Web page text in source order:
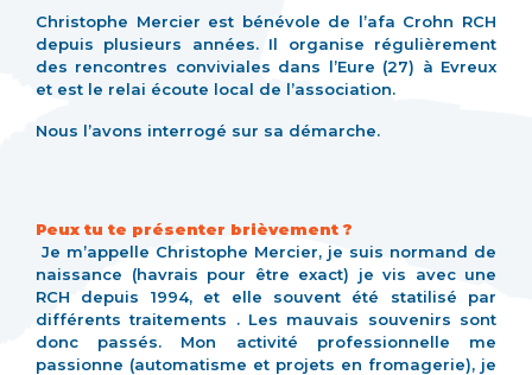
Christophe Mercier est bénévole de l’afa Crohn RCH
depuis plusieurs années. Il organise régulièrement
des rencontres conviviales dans l’Eure (27) à Evreux
et est le relai écoute local de l’association.
Nous l’avons interrogé sur sa démarche.
Peux tu te présenter brièvement ?
Je m’appelle Christophe Mercier, je suis normand de
naissance (havrais pour être exact) je vis avec une
RCH depuis 1994, et elle souvent été statilisé par
différents traitements . Les mauvais souvenirs sont
donc passés. Mon activité professionnelle me
passionne (automatisme et projets en fromagerie), je